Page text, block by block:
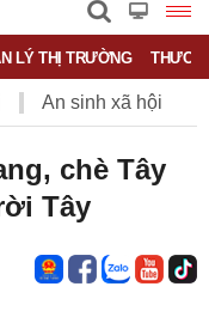
LÝ THỊ TRƯỜNG
An sinh xã hội
chè Tây
Tây